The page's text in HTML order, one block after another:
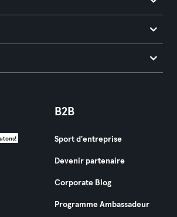
B2B
Sport d'entreprise
Devenir partenaire
Corporate Blog
Programme Ambassadeur